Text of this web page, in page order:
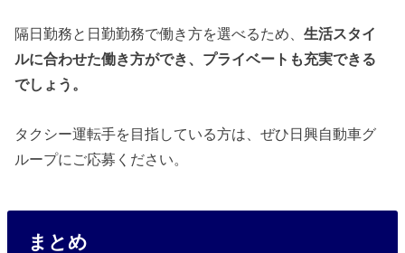
隔日勤務と日勤勤務で働き方を選べるため、生活スタイ
ルに合わせた働き方ができ、プライベートも充実できる
でしょう。
タクシー運転手を目指している方は、ぜひ日興自動車グ
ループにご応募ください。
まとめ